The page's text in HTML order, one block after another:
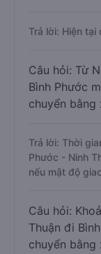
Trả lời: Hiện
Câu hỏi: Từ
Bình Phước
chuyển bằng
Trả lời: Thời
Phước - Ninh
nếu mật độ
Câu hỏi:
Thuận đi
chuyển bằng